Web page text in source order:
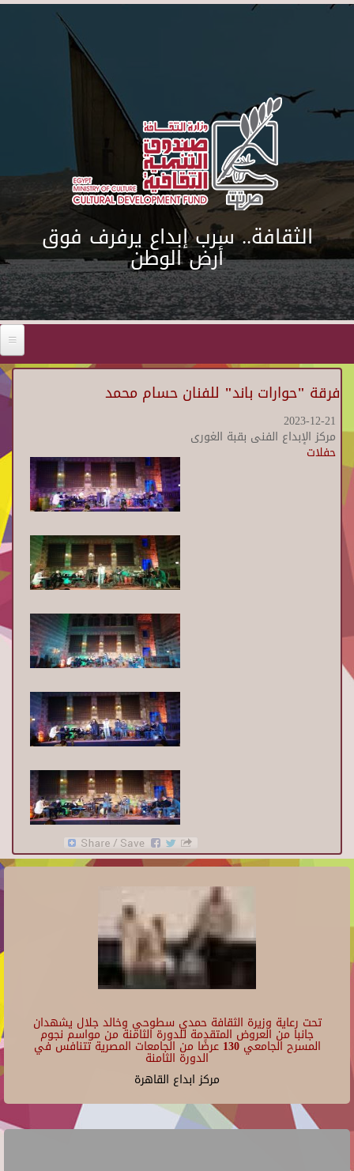
Skip to main content
الثقافة.. سرب إبداع يرفرف فوق
أرض الوطن
فرقة "حوارات باند" للفنان حسام محمد
2023-12-21
مركز الإبداع الفنى بقبة الغورى
حفلات
تحت رعاية وزيرة الثقافة حمدي سطوحي وخالد جلال يشهدان
جانبا من العروض المتقدمة للدورة الثامنة من مواسم نجوم
المسرح الجامعي 130 عرضًا من الجامعات المصرية تتنافس في
الدورة الثامنة
مركز ابداع القاهرة